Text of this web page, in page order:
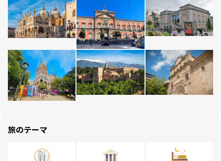
旅のテーマ